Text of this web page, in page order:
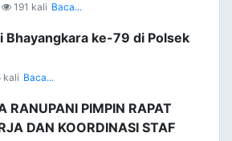
191 kali Baca...
Bhayangkara ke-79 di Polsek
kali Baca...
RANUPANI PIMPIN RAPAT
DAN KOORDINASI STAF